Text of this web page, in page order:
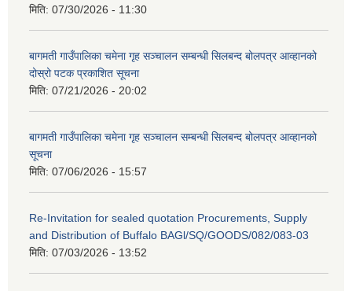
मिति: 07/30/2026 - 11:30
बागमती गाउँपालिका चमेना गृह सञ्चालन सम्बन्धी सिलबन्द बोलपत्र आव्हानको
दोस्रो पटक प्रकाशित सूचना
मिति: 07/21/2026 - 20:02
बागमती गाउँपालिका चमेना गृह सञ्चालन सम्बन्धी सिलबन्द बोलपत्र आव्हानको
सूचना
मिति: 07/06/2026 - 15:57
Re-Invitation for sealed quotation Procurements, Supply
and Distribution of Buffalo BAGl/SQ/GOODS/082/083-03
मिति: 07/03/2026 - 13:52